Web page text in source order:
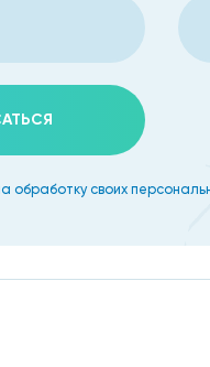
назначает курс
содержат те
обработку своих